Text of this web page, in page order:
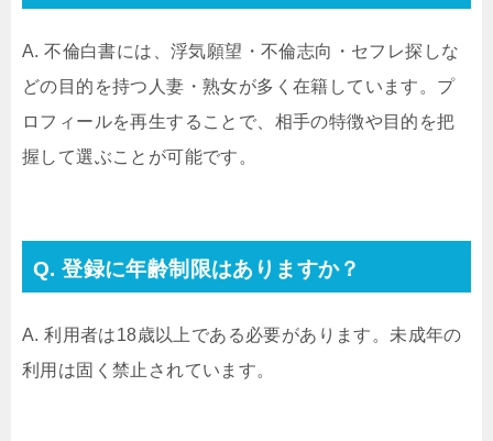
A. 不倫白書には、浮気願望・不倫志向・セフレ探しな
どの目的を持つ人妻・熟女が多く在籍しています。プ
ロフィールを再生することで、相手の特徴や目的を把
握して選ぶことが可能です。
Q. 登録に年齢制限はありますか？
A. 利用者は18歳以上である必要があります。未成年の
利用は固く禁止されています。